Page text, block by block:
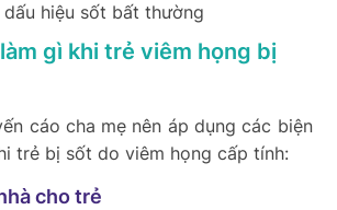
hiệu sốt bất thường
gì khi trẻ viêm họng bị
cáo cha mẹ nên áp dụng các biện
trẻ bị sốt do viêm họng cấp tính:
cho trẻ